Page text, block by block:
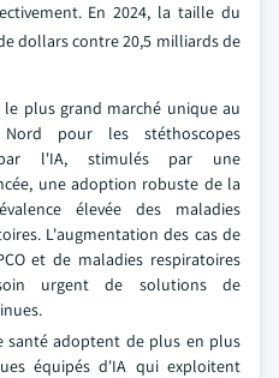
En 2024, la taille du
dollars contre 20,5 milliards de
le plus grand marché unique au
pour les stéthoscopes
par l'IA, stimulés par une
une adoption robuste de la
élevée des maladies
L'augmentation des cas de
et de maladies respiratoires
urgent de solutions de
santé adoptent de plus en plus
équipés d'IA qui exploitent